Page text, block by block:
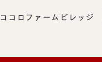
ココロファームビレッジ